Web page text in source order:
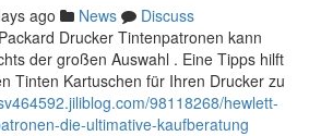
ago News
Discuss
Drucker Tintenpatronen kann
der großen Auswahl . Eine Tipps hilft
Tinten Kartuschen für Ihren Drucker zu
98118268/hewlett-
die-ultimative-kaufberatung